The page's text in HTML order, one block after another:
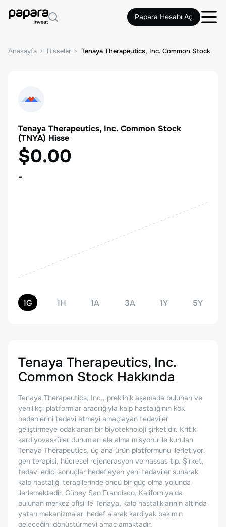
Papara Hesabı Aç
Anasayfa Hisseler Tenaya Therapeutics, Inc. Common Stock
Tenaya Therapeutics, Inc. Common Stock
(TNYA) Hisse
$0.00
-
1G 1H 1A 3A 1Y 5Y
Tenaya Therapeutics, Inc.
Common Stock Hakkında
Tenaya Therapeutics, Inc., preklinik aşamada bulunan ve
yenilikçi platformlar aracılığıyla kalp hastalığının kök
nedenlerini tedavi etmeyi amaçlayan tedaviler
geliştirmeye odaklanan bir biyoteknoloji şirketidir. Kritik
kardiyovasküler durumları ele alma misyonu ile kurulan
Tenaya Therapeutics, üç ana ürün platformunu ilerletiyor:
gen terapisi, hücresel rejenerasyon ve hassas tıp. Şirket,
tedavi edici sonuçlar hedefleyen yeni tedaviler sunarak
kalp hastalığı terapilerinde öncü bir güç olma yolunda
ilerlemektedir. Güney San Francisco, Kaliforniya'da
bulunan merkez ofisi ile Tenaya, kalp hastalıklarının altında
yatan mekanizmaları hedef alarak kardiyak bakımın
geleceğini dönüştürmeyi amaçlamaktadır.